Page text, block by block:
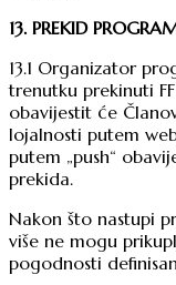
13. PREKID
13.1 Organizator
trenutku prekinuti
obavijestit će
lojalnosti putem
putem „push“
prekida.
Nakon što nastupi
više ne mogu
pogodnosti